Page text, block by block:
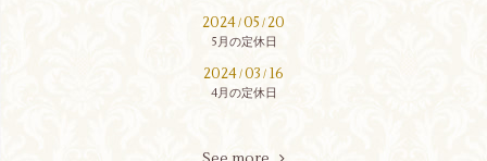
2024/05 /20
5月の定休日
2024/03 / 16
4月の定休日